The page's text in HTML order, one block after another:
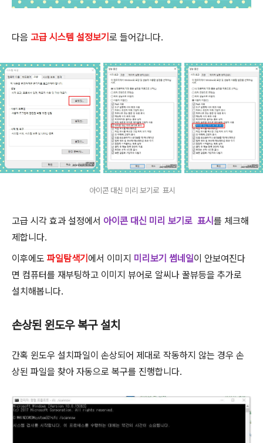
다음 고급 시스템 설정보기 로 들어갑니다.
아이콘 대신 미리 보기로 표시
고급 시각 효과 설정에서 아이콘 대신 미리 보기로 표시 를 체크해
제합니다.
이후에도 파일탐색기 에서 이미지 미리보기 썸네일 이 안보여진다
면 컴퓨터를 재부팅하고 이미지 뷰어로 알씨나 꿀뷰등을 추가로
설치해봅니다.
손상된 윈도우 복구 설치
간혹 윈도우 설치파일이 손상되어 제대로 작동하지 않는 경우 손
상된 파일을 찾아 자동으로 복구를 진행합니다.